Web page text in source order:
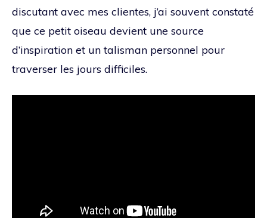
discutant avec mes clientes, j’ai souvent constaté
que ce petit oiseau devient une source
d’inspiration et un talisman personnel pour
traverser les jours difficiles.